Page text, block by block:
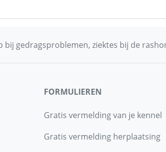
gedragsproblemen, ziektes bij de
FORMULIEREN
Gratis vermelding van je kennel
Gratis vermelding herplaatsing